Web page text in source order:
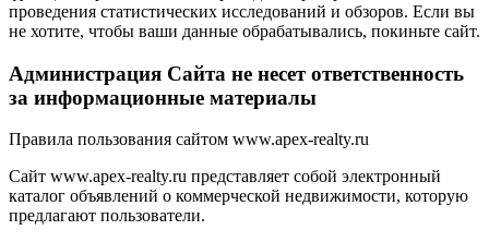
проведения статистических исследований и обзоров. Если вы
не хотите, чтобы ваши данные обрабатывались, покиньте сайт.
Администрация Сайта не несет ответственность
за информационные материалы
Правила пользования сайтом www.apex-realty.ru
Сайт www.apex-realty.ru представляет собой электронный
каталог объявлений о коммерческой недвижимости, которую
предлагают пользователи.